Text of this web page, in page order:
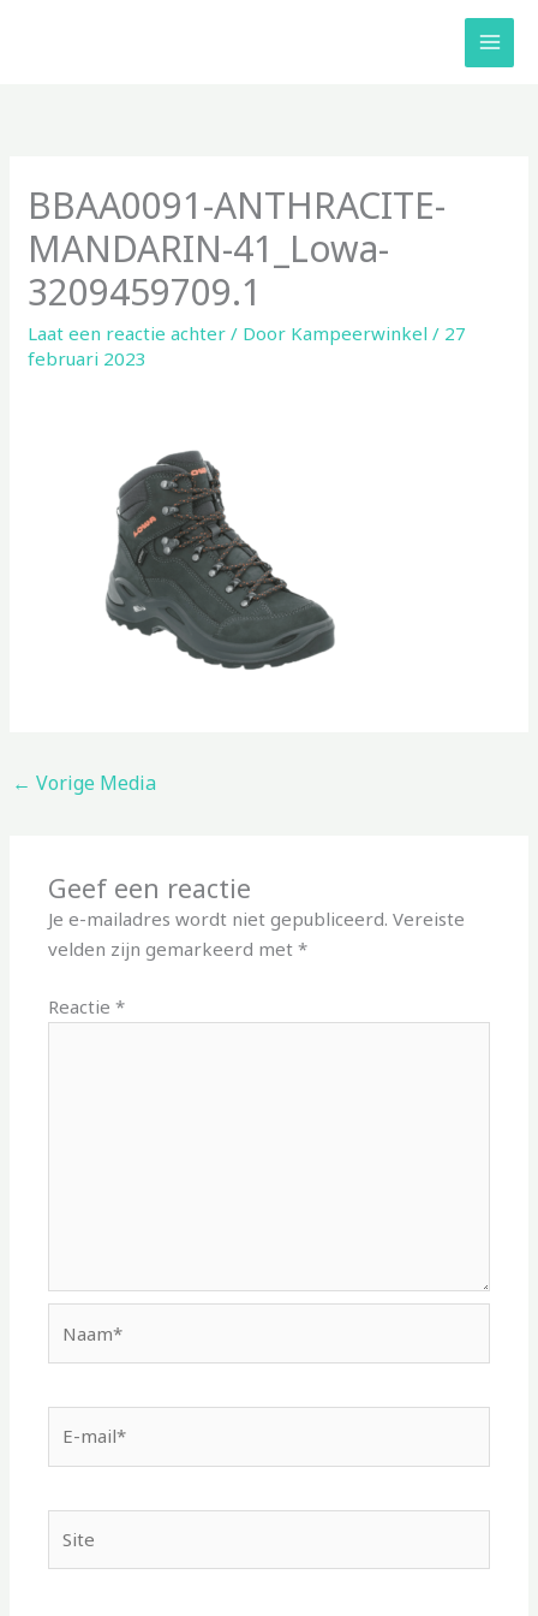
BBAA0091-ANTHRACITE-
MANDARIN-41_Lowa-
3209459709.1
Laat een reactie achter / Door Kampeerwinkel/ 27
februari 2023
← Vorige Media
Geef een reactie
Je e-mailadres wordt niet gepubliceerd. Vereiste
velden zijn gemarkeerd met*
Reactie*
mail*